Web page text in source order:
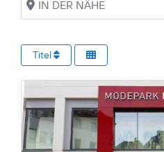
Titel